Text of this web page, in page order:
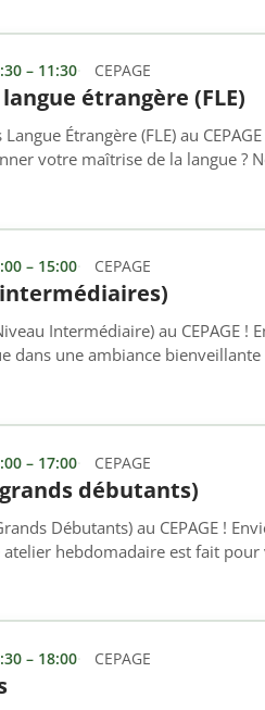
– 11:30 CEPAGE
étrangère (FLE)
Étrangère (FLE) au
votre maîtrise de la langue ?
toutes les personnes non-
– 15:00 CEPAGE
Intermédiaire) au CEPAGE !
dans une ambiance
vous ! Cet atelier s’adresse
– 17:00 CEPAGE
débutants)
Débutants) au CEPAGE !
hebdomadaire est fait pour
n’ayant jamais (ou très peu)
et conviviale. […]
– 18:00 CEPAGE